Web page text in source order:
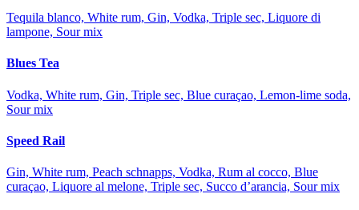
Tequila blanco, White rum, Gin, Vodka, Triple sec, Liquore di
lampone, Sour mix
Blues Tea
Vodka, White rum, Gin, Triple sec, Blue curaçao, Lemon-lime soda,
Sour mix
Speed Rail
Gin, White rum, Peach schnapps, Vodka, Rum al cocco, Blue
curaçao, Liquore al melone, Triple sec, Succo d’arancia, Sour mix